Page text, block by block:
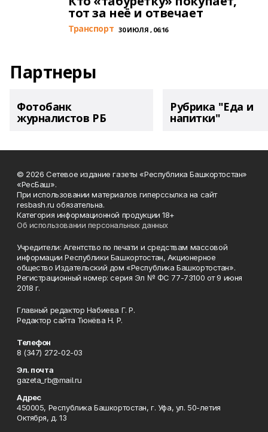
тот за неё и отвечает
Транспорт 30 ИЮЛЯ , 06:16
Партнеры
Фотобанк
журналистов РБ
Рубрика "Еда и
напитки"
© 2026 Сетевое издание газеты «Республика Башкортостан»
«РесБаш».
При использовании материалов гиперссылка на сайт
resbash.ru обязательна.
Категория информационной продукции 18+
Об использовании персональных данных
Учредители: Агентство по печати и средствам массовой
информации Республики Башкортостан, Акционерное
общество Издательский дом «Республика Башкортостан».
Регистрационный номер: серия Эл № ФС 77-73100 от 9 июня
2018 г.
Главный редактор Набиева Г. Р.
Редактор сайта Тюнёва Н. Р.
Телефон
8 (347) 272-02-03
Эл. почта
gazeta_rb@mail.ru
Адрес
450005, Республика Башкортостан, г. Уфа, ул. 50-летия
Октября, д. 13